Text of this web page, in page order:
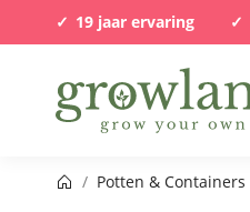
19 jaar ervaring
Startpagina
/ Potten & Containers